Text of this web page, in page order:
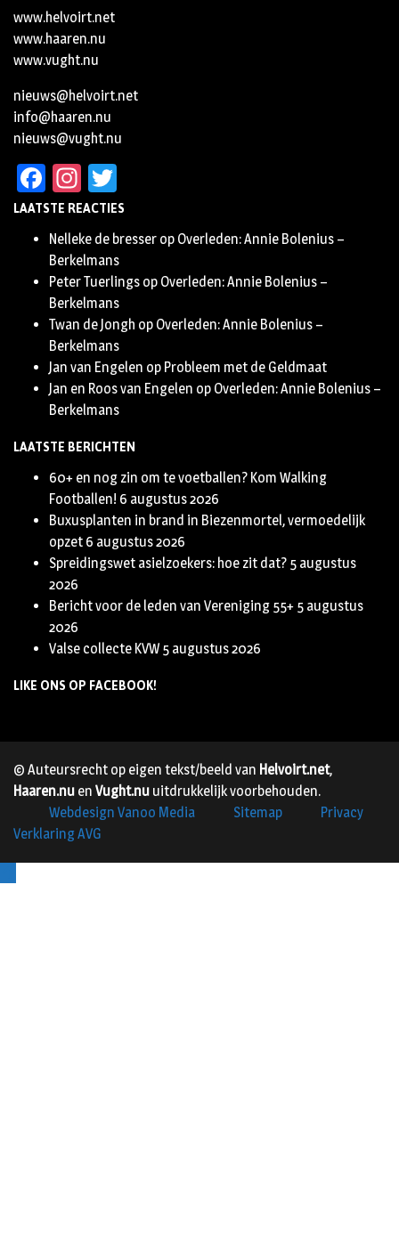
www.helvoirt.net
www.haaren.nu
www.vught.nu
nieuws@helvoirt.net
info@haaren.nu
nieuws@vught.nu
Facebook
Instagram
LAATSTE REACTIES
Nelleke de bresser op Overleden: Annie Bolenius –
Berkelmans
Peter Tuerlings op Overleden: Annie Bolenius –
Berkelmans
Twan de Jongh op Overleden: Annie Bolenius –
Berkelmans
Jan van Engelen op Probleem met de Geldmaat
Jan en Roos van Engelen op Overleden: Annie Bolenius –
Berkelmans
LAATSTE BERICHTEN
60+ en nog zin om te voetballen? Kom Walking
Footballen! 6 augustus 2026
Buxusplanten in brand in Biezenmortel, vermoedelijk
opzet 6 augustus 2026
Spreidingswet asielzoekers: hoe zit dat? 5 augustus
2026
Bericht voor de leden van Vereniging 55+ 5 augustus
2026
Valse collecte KVW 5 augustus 2026
LIKE ONS OP FACEBOOK!
© Auteursrecht op eigen tekst/beeld van Helvoirt.net,
Haaren.nu en Vught.nu uitdrukkelijk voorbehouden.
Webdesign Vanoo Media
Sitemap
Privacy
Verklaring AVG